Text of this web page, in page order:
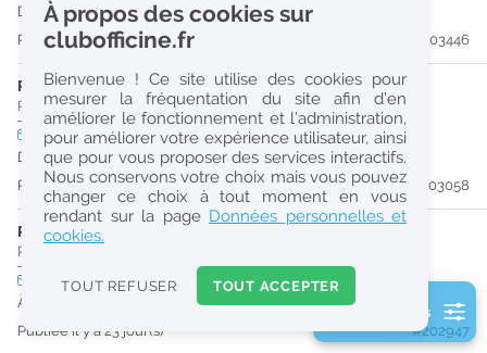
Réinitialiser
2
0
k
Consulter les offres de la France d'outre-mer
Du 31/08/26 au 30/01/27
Publiée il y a 15 jour(s)
#203446
PHARMACIEN (H/F)
Pharmacie d'Officine|52100Saint-Dizier
CDI temps plein
Dès que possible
Publiée il y a 21 jour(s)
#203058
PHARMACIEN (H/F)
Pharmacie d'Officine
CDItemps partiel
À partir du 31/08/26
Publiée il y a 23 jour(s)
#202947
2 filtre(s) actifs
À propos des cookies sur
clubofficine.fr
Bienvenue ! Ce site utilise des cookies pour
mesurer la fréquentation du site afin d’en
améliorer le fonctionnement et l’administration,
pour améliorer votre expérience utilisateur, ainsi
que pour vous proposer des services interactifs.
Nous conservons votre choix mais vous pouvez
changer ce choix à tout moment en vous
rendant sur la page Données personnelles et
cookies.
TOUT REFUSER TOUT ACCEPTER